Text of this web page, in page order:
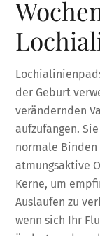
der Geburt
verändernden
aufzufangen.
normale Binden
atmungsaktive
Kerne, um
Auslaufen zu
wenn sich Ihr